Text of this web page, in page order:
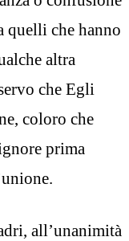
quelli che hanno
altra
che Egli
coloro che
prima
all’unanimità